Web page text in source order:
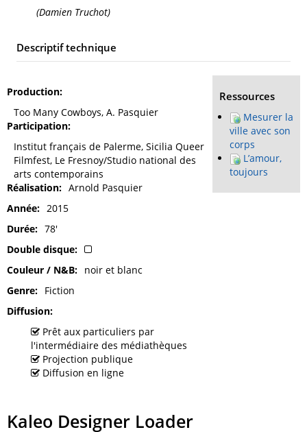
(Damien Truchot)
Descriptif technique
Production
Too Many Cowboys, A. Pasquier
Participation
Institut français de Palerme, Sicilia Queer
Filmfest, Le Fresnoy/Studio national des
arts contemporains
Réalisation
Arnold Pasquier
Année
2015
Durée
78'
Double disque
Couleur / N&B
noir et blanc
Genre
Fiction
Diffusion
Prêt aux particuliers par
l'intermédiaire des médiathèques
Projection publique
Diffusion en ligne
Ressources
Mesurer la
ville avec son
corps
L’amour,
toujours
Kaleo Designer Loader